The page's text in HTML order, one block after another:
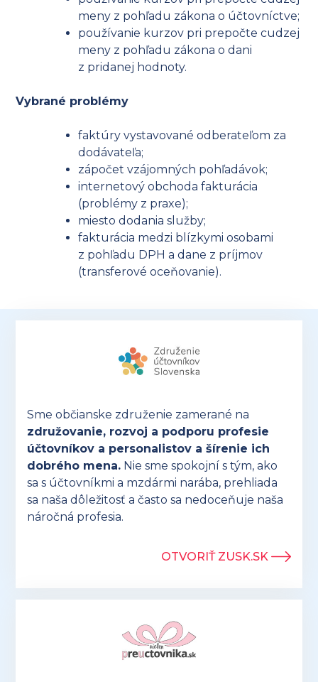
meny z pohľadu zákona o účtovníctve;
používanie kurzov pri prepočte cudzej
meny z pohľadu zákona o dani
z pridanej hodnoty.
Vybrané problémy
faktúry vystavované odberateľom za
dodávateľa;
zápočet vzájomných pohľadávok;
internetový obchoda fakturácia
(problémy z praxe);
miesto dodania služby;
fakturácia medzi blízkymi osobami
z pohľadu DPH a dane z príjmov
(transferové oceňovanie).
Sme občianske združenie zamerané na
združovanie, rozvoj a podporu profesie
účtovníkov a personalistov a šírenie ich
dobrého mena. Nie sme spokojní s tým, ako
sa s účtovníkmi a mzdármi narába, prehliada
sa naša dôležitosť a často sa nedoceňuje naša
náročná profesia.
OTVORIŤ ZUSK.SK